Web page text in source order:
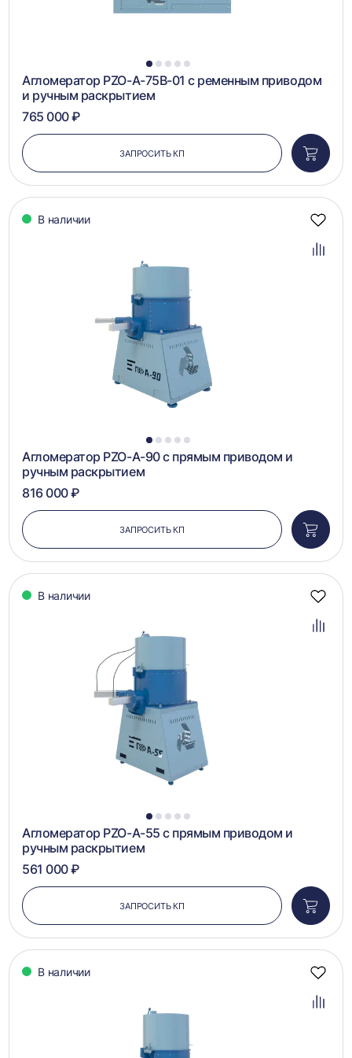
1 2 3 4 5
Агломератор PZO-A-75B-01 с ременным приводом
и ручным раскрытием
765 000 ₽
ЗАПРОСИТЬ КП
в
В наличии
1 2 3 4 5
Агломератор PZO-А-90 с прямым приводом и
ручным раскрытием
816 000 ₽
ЗАПРОСИТЬ КП
в
В наличии
1 2 3 4 5
Агломератор PZO-А-55 с прямым приводом и
ручным раскрытием
561 000 ₽
ЗАПРОСИТЬ КП
в
В наличии